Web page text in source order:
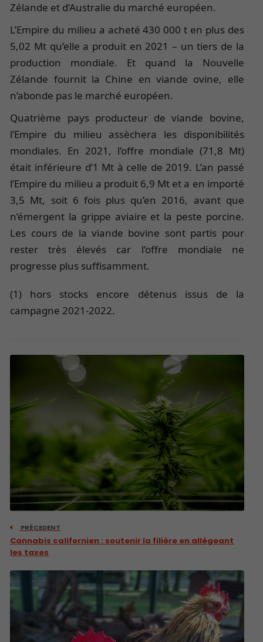
Zélande et d’Australie du marché européen.
L’Empire du milieu a acheté 430 000 t en plus des
5,02 Mt qu’elle a produit en 2021 – un tiers de la
production mondiale. Et quand la Nouvelle
Zélande fournit la Chine en viande ovine, elle
n’abonde pas le marché européen.
Quatrième pays producteur de viande bovine,
l’Empire du milieu assèchera les disponibilités
mondiales. En 2021, l’offre mondiale (71,8 Mt)
était inférieure d’1 Mt à celle de 2019. L’an passé
l’Empire du milieu a produit 6,9 Mt et a en importé
3,5 Mt, soit 6 fois plus qu’en 2016, avant que
n’émergent la grippe aviaire et la peste porcine.
Les cours de la viande bovine sont partis pour
rester très élevés car l’offre mondiale ne
progresse plus suffisamment.
(1) hors stocks encore détenus issus de la
campagne 2021-2022.
PRÉCEDENT
Cannabis californien : soutenir la filière en allégeant
les taxes